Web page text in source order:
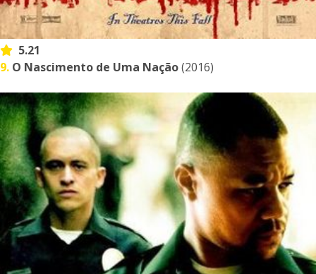
5.21
9. O Nascimento de Uma Nação(2016)